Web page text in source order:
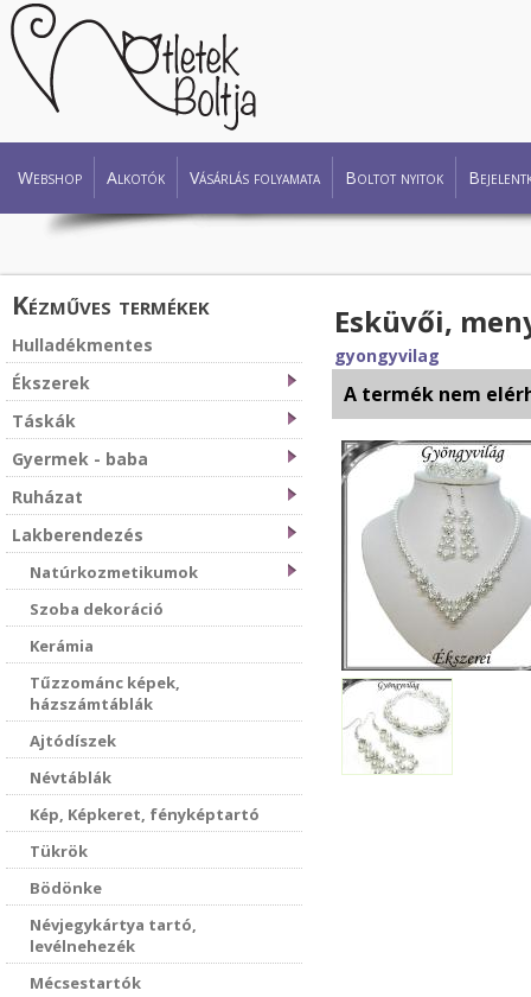
Webshop Alkotók Vásárlás folyamata Boltot nyitok
Kézműves termékek
Hulladékmentes
Ékszerek
Táskák
Gyermek - baba
Ruházat
Lakberendezés
Natúrkozmetikumok
Szoba dekoráció
Kerámia
Tűzzománc képek,
házszámtáblák
Ajtódíszek
Névtáblák
Kép, Képkeret, fényképtartó
Tükrök
Bödönke
Névjegykártya tartó,
levélnehezék
Mécsestartók
Esküvői,
gyongyvilag
A termék nem